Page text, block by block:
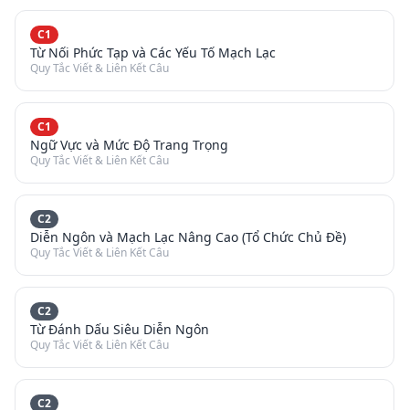
C1
Từ Nối Phức Tạp và Các Yếu Tố Mạch Lạc
Quy Tắc Viết & Liên Kết Câu
C1
Ngữ Vực và Mức Độ Trang Trọng
Quy Tắc Viết & Liên Kết Câu
C2
Diễn Ngôn và Mạch Lạc Nâng Cao (Tổ Chức Chủ Đề)
Quy Tắc Viết & Liên Kết Câu
C2
Từ Đánh Dấu Siêu Diễn Ngôn
Quy Tắc Viết & Liên Kết Câu
C2